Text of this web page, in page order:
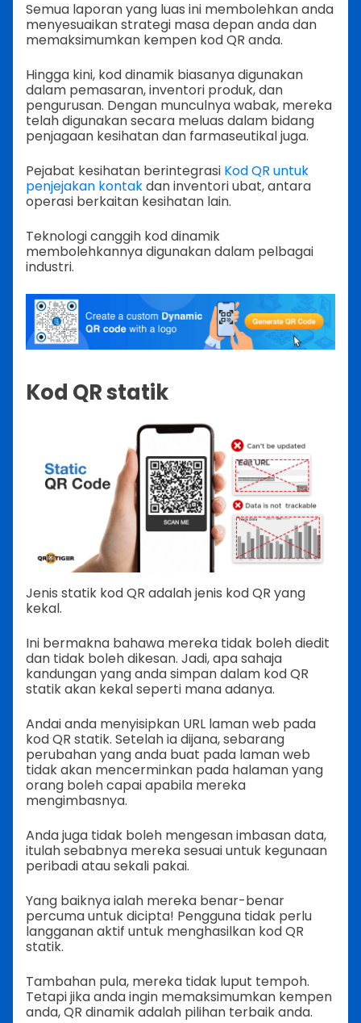
Semua laporan yang luas ini membolehkan anda
menyesuaikan strategi masa depan anda dan
memaksimumkan kempen kod QR anda.
Hingga kini, kod dinamik biasanya digunakan
dalam pemasaran, inventori produk, dan
pengurusan. Dengan munculnya wabak, mereka
telah digunakan secara meluas dalam bidang
penjagaan kesihatan dan farmaseutikal juga.
Pejabat kesihatan berintegrasi Kod QR untuk
penjejakan kontakdan inventori ubat, antara
operasi berkaitan kesihatan lain.
Teknologi canggih kod dinamik
membolehkannya digunakan dalam pelbagai
industri.
Kod QR statik
Jenis statik kod QR adalah jenis kod QR yang
kekal.
Ini bermakna bahawa mereka tidak boleh diedit
dan tidak boleh dikesan. Jadi, apa sahaja
kandungan yang anda simpan dalam kod QR
statik akan kekal seperti mana adanya.
Andai anda menyisipkan URL laman web pada
kod QR statik. Setelah ia dijana, sebarang
perubahan yang anda buat pada laman web
tidak akan mencerminkan pada halaman yang
orang boleh capai apabila mereka
mengimbasnya.
Anda juga tidak boleh mengesan imbasan data,
itulah sebabnya mereka sesuai untuk kegunaan
peribadi atau sekali pakai.
Yang baiknya ialah mereka benar-benar
percuma untuk dicipta! Pengguna tidak perlu
langganan aktif untuk menghasilkan kod QR
statik.
Tambahan pula, mereka tidak luput tempoh.
Tetapi jika anda ingin memaksimumkan kempen
anda, QR dinamik adalah pilihan terbaik anda.